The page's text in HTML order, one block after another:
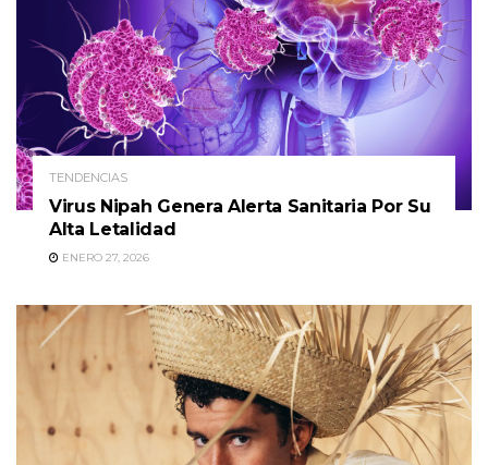
TENDENCIAS
Virus Nipah Genera Alerta Sanitaria Por Su
Alta Letalidad
ENERO 27, 2026